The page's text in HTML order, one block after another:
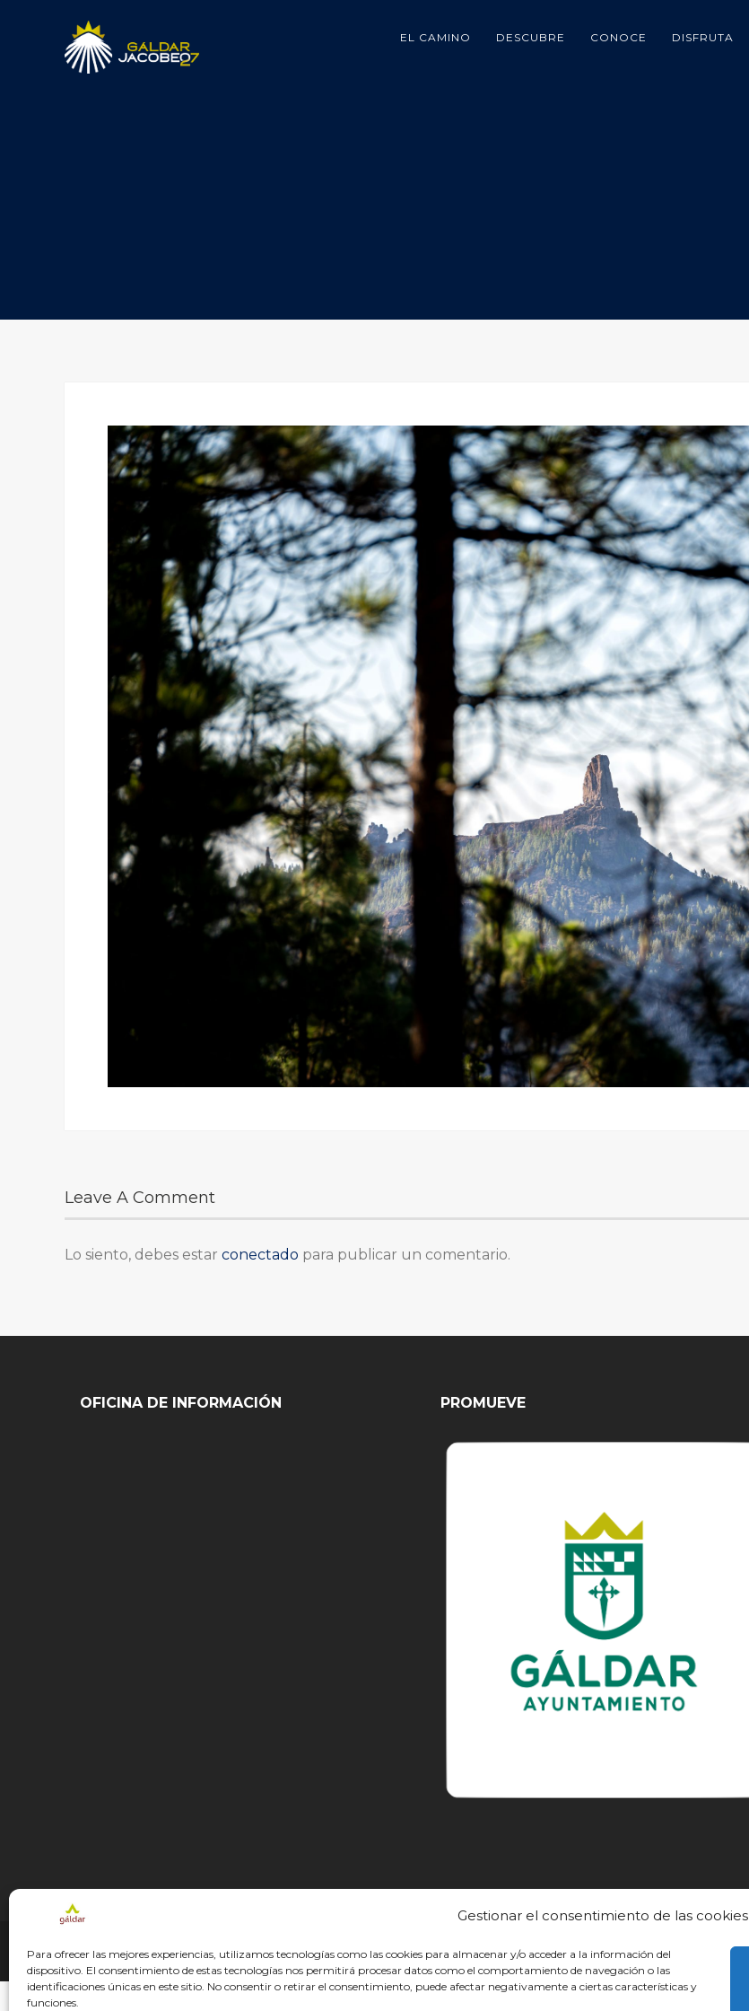
Gestionar el consentimiento de las cookies
Para ofrecer las mejores experiencias, utilizamos tecnologías como las cookies para almacenar y/o acceder a la información del
dispositivo. El consentimiento de estas tecnologías nos permitirá procesar datos como el comportamiento de navegación o las
identificaciones únicas en este sitio. No consentir o retirar el consentimiento, puede afectar negativamente a ciertas características y
funciones.
EL CAMINO DESCUBRE CONOCE DISFRUTA
Leave A Comment
Lo siento, debes estar conectado para publicar un comentario.
OFICINA DE INFORMACIÓN PROMUEVE
© GÁLDAR JACOBEO 2027 EL CAMINO DESCUBRE